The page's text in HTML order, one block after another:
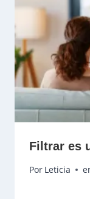
Filtrar es
Por Leticia